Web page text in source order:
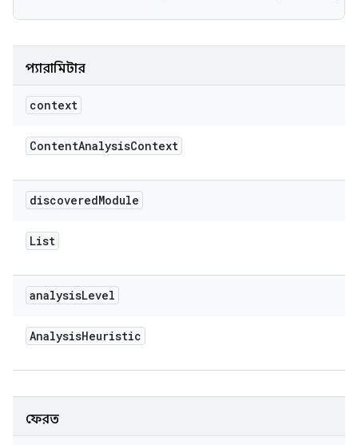
প্যারামিটার
context
ContentAnalysisContext
discoveredModule
List
analysisLevel
AnalysisHeuristic
ফেরত